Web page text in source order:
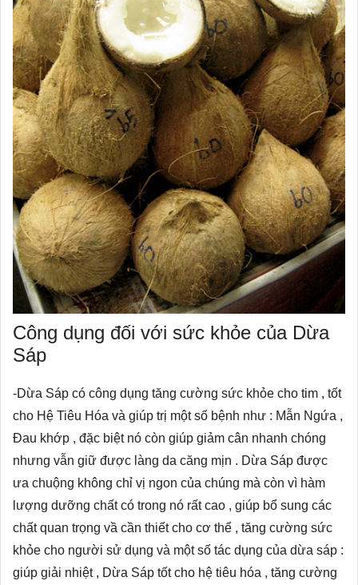
Công dụng đối với sức khỏe của Dừa
Sáp
-Dừa Sáp có công dụng tăng cường sức khỏe cho tim , tốt
cho Hệ Tiêu Hóa và giúp trị một số bệnh như : Mẫn Ngứa ,
Đau khớp , đặc biệt nó còn giúp giảm cân nhanh chóng
nhưng vẫn giữ được làng da căng mịn . Dừa Sáp được
ưa chuộng không chỉ vị ngon của chúng mà còn vì hàm
lượng dưỡng chất có trong nó rất cao , giúp bổ sung các
chất quan trọng vầ cần thiết cho cơ thể , tăng cường sức
khỏe cho người sử dụng và một số tác dụng của dừa sáp :
giúp giải nhiệt , Dừa Sáp tốt cho hệ tiêu hóa , tăng cường